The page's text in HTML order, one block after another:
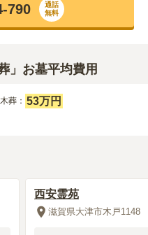
790
通話
無料
」お墓平均費用
葬： 53万円
西安霊苑
滋賀県大津市木戸1148